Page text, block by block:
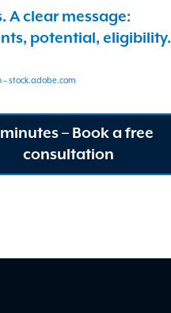
A clear message:
potential, eligibility.
– stock.adobe.com
minutes – Book a free
consultation